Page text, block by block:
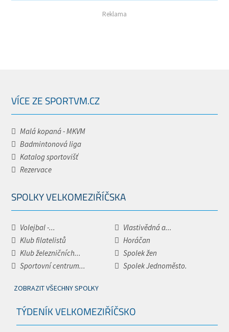
Reklama
VÍCE ZE SPORTVM.CZ
Malá kopaná - MKVM
Badmintonová liga
Katalog sportovišť
Rezervace
SPOLKY VELKOMEZIŘÍČSKA
Volejbal -...
Vlastivědná a...
Klub filatelistů
Horáčan
Klub železničních...
Spolek žen
Sportovní centrum...
Spolek Jednoměsto.
ZOBRAZIT VŠECHNY SPOLKY
TÝDENÍK VELKOMEZIŘÍČSKO